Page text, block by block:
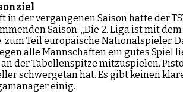
in der vergangenen Saison hatte der
Saison: „Die 2. Liga ist mit
Teil europäische Nationalspieler.
alle Mannschaften ein gutes
der Tabellenspitze mitzuspielen.
schwergetan hat. Es gibt keinen
einig.